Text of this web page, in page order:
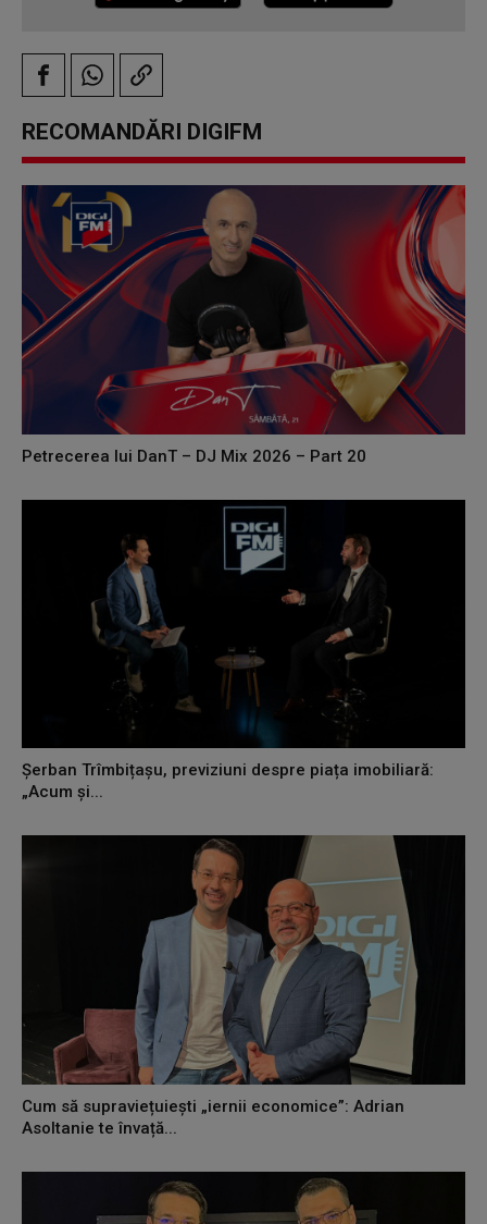
RECOMANDĂRI DIGIFM
Petrecerea lui DanT – DJ Mix 2026 – Part 20
Șerban Trîmbițașu, previziuni despre piața imobiliară:
„Acum și...
Cum să supraviețuiești „iernii economice”: Adrian
Asoltanie te învață...